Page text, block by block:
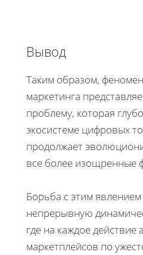
​​​​​​​Вывод
Таким образом,
маркетинга
проблему, которая
экосистеме цифровых
продолжает
все более изощренные
Борьба с этим
непрерывную
где на каждое действие
маркетплейсов по